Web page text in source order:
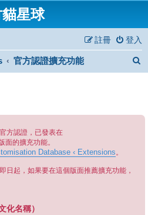
星球
登入
註冊
官方認證擴充功能
方認證，已發表在
版面的擴充功能。
Database ‹ Extensions。
日起，如果要在這個版面推薦擴充功能，
化名稱）